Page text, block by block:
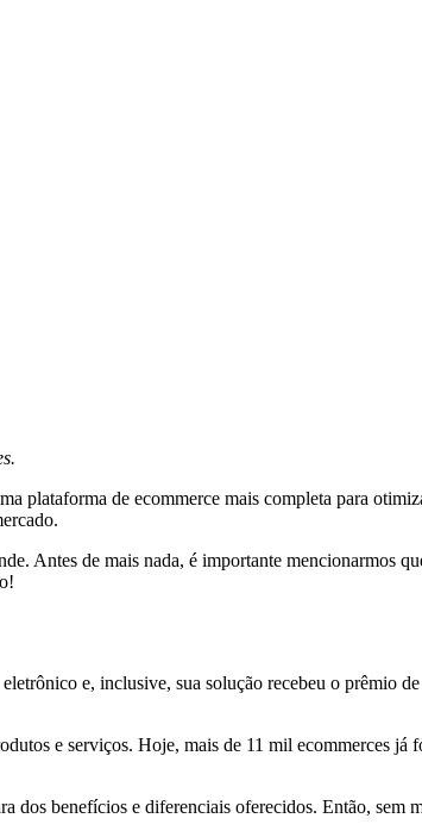
plataforma de ecommerce mais completa para
Antes de mais nada, é importante mencionarmos
e, inclusive, sua solução recebeu o prêmio
e serviços. Hoje, mais de 11 mil ecommerces
dos benefícios e diferenciais oferecidos. Então, sem